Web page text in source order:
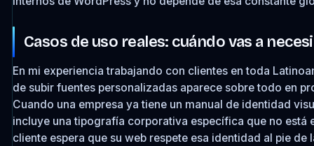
Casos de uso reales: cuándo vas a
En mi experiencia trabajando con clientes en toda
de subir fuentes personalizadas aparece sobre todo en
Cuando una empresa ya tiene un manual de identidad
incluye una tipografía corporativa específica que no está
cliente espera que su web respete esa identidad al pie de